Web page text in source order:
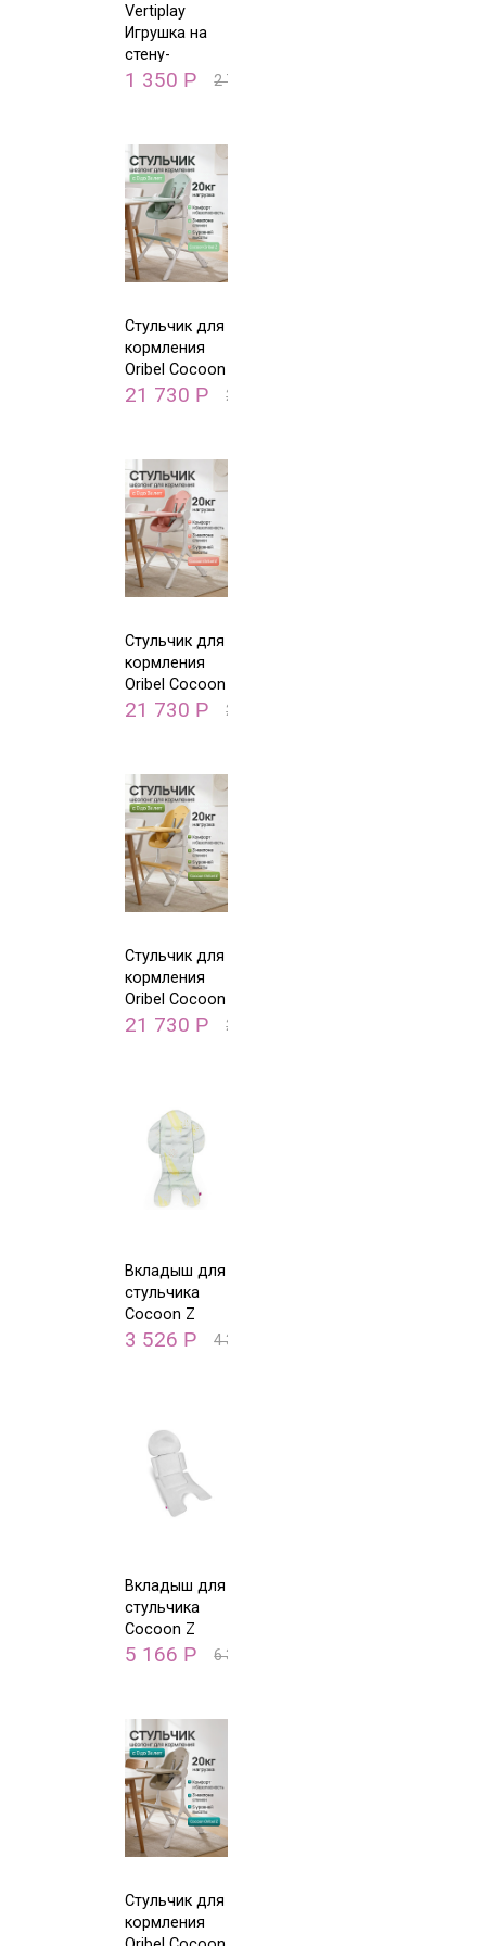
Vertiplay
Игрушка на
стену-
Магнитные
Хоппи и его
друзья
1 350 Р 2 700
Стульчик для
кормления
Oribel Cocoon
Z Зеленый
21 730 Р 26 500
Стульчик для
кормления
Oribel Cocoon
Z Розовая
21 730 Р 26 500
Стульчик для
кормления
Oribel Cocoon
Z Желтый
21 730 Р 26 500
Вкладыш для
стульчика
Cocoon Z
Oribel
3 526 Р 4 300
Вкладыш для
стульчика
Cocoon Z
Oribel 2в1
5 166 Р 6 300
Стульчик для
кормления